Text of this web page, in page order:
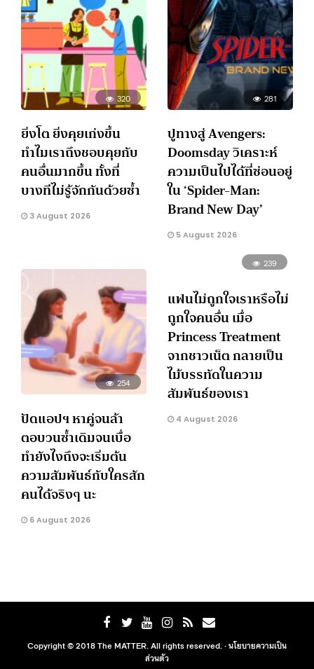
320
ยิ่งโต ยิ่งคุยเก่งขึ้น
ทำไมเราถึงชอบคุยกับ
คนอื่นมากขึ้น ทั้งที่
บางทีไม่รู้จักกันด้วยซ้ำ
3 August 2026
281
ปูทางสู่ Avengers:
Doomsday วิเคราะห์
ความเป็นไปได้ที่ซ่อนอยู่
ใน ‘Spider-Man:
Brand New Day’
5 August 2026
254
ปัดแอปฯ หาคู่จนล้า
ตอบวนซ้ำเดิมจนเบื่อ
ทำยังไงถึงจะเริ่มต้น
ความสัมพันธ์กับใครสัก
คนได้จริงๆ นะ
6 August 2026
239
แฟนไม่ถูกใจเราหรือไม่
ถูกใจคนอื่น เมื่อ
Princess Treatment
จากชาวเน็ต กลายเป็น
ไม้บรรทัดในความ
สัมพันธ์ของเรา
4 August 2026
Copyright © 2018 The MATTER. All rights reserved. ·นโยบายความเป็น
ส่วนตัว